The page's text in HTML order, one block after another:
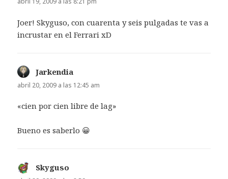
Joer! Skyguso, con cuarenta y seis pulgadas te vas a
incrustar en el Ferrari xD
Jarkendia
abril 20, 2009 a las 12:45 am
«cien por cien libre de lag»
Bueno es saberlo 😀
Skyguso